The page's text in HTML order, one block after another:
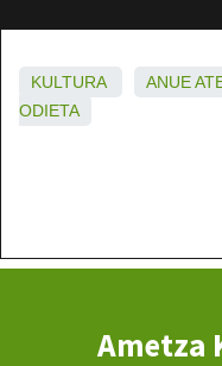
KULTURA ANUE
ODIETA
Ametza